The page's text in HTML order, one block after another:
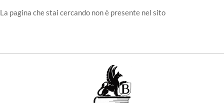
La pagina che stai cercando non è presente nel sito